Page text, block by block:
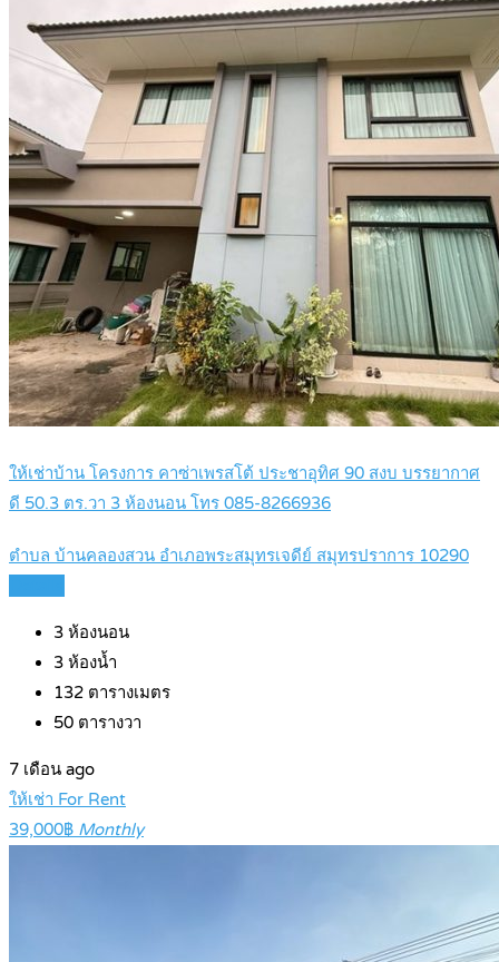
ให้เช่าบ้าน โครงการ คาซ่าเพรสโต้ ประชาอุทิศ 90 สงบ บรรยากาศ
ดี 50.3 ตร.วา 3 ห้องนอน โทร 085-8266936
ตำบล บ้านคลองสวน อำเภอพระสมุทรเจดีย์ สมุทรปราการ 10290
3 ห้องนอน
3 ห้องน้ำ
132 ตารางเมตร
50 ตารางวา
7 เดือน ago
ให้เช่า For Rent
39,000฿ Monthly